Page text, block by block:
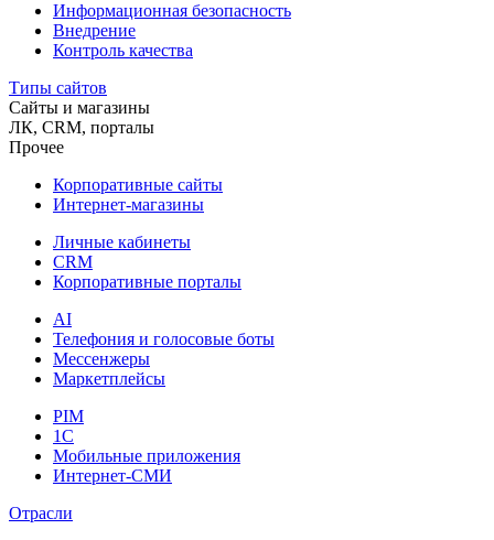
Информационная безопасность
Внедрение
Контроль качества
Типы сайтов
Сайты и магазины
ЛК, CRM, порталы
Прочее
Корпоративные сайты
Интернет-магазины
Личные кабинеты
CRM
Корпоративные порталы
AI
Телефония и голосовые боты
Мессенжеры
Маркетплейсы
PIM
1C
Мобильные приложения
Интернет-СМИ
Отрасли